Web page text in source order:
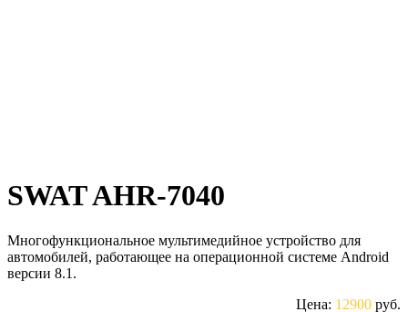
SWAT AHR-7040
Многофункциональное мультимедийное устройство для
автомобилей, работающее на операционной системе Android
версии 8.1.
Цена: 12900 руб.